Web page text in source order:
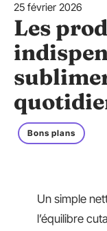
25 février 2026
Les
Bons plans
Un simple
l’équilibre